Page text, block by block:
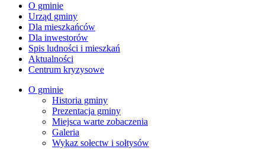
O gminie
Urząd gminy
Dla mieszkańców
Dla inwestorów
Spis ludności i mieszkań
Aktualności
Centrum kryzysowe
O gminie
Historia gminy
Prezentacja gminy
Miejsca warte zobaczenia
Galeria
Wykaz sołectw i sołtysów